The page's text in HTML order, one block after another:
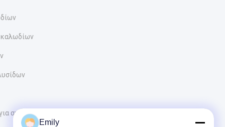
καλωδίων
αγωγούς
Emily